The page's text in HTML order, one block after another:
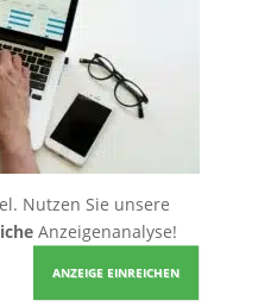
Nutzen Sie unsere
Anzeigenanalyse!
ANZEIGE EINREICHEN